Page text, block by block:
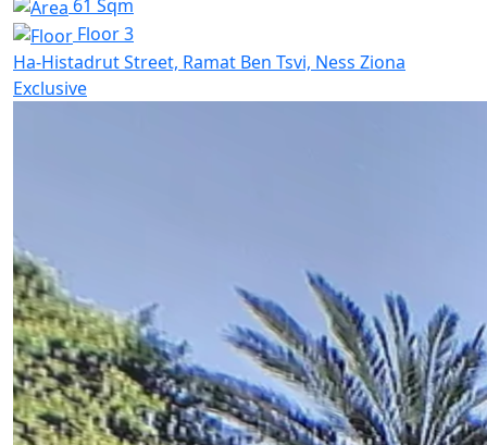
61 Sqm
Floor 3
Ha-Histadrut Street, Ramat Ben Tsvi, Ness Ziona
Exclusive